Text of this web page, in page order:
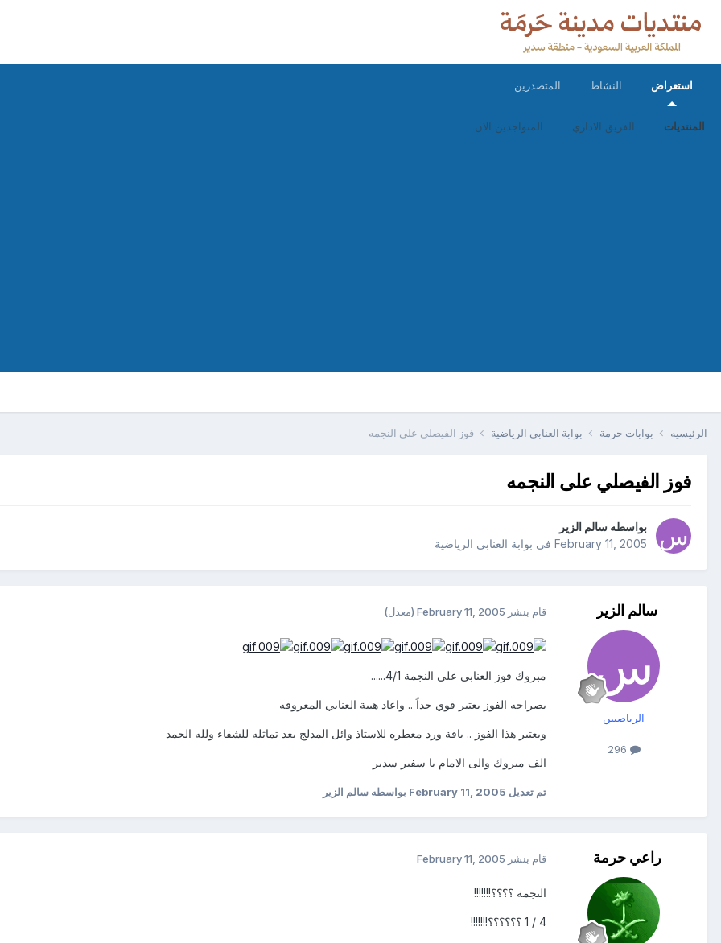
استعراض
المنتديات الفريق الاداري المتواجدين الان
النشاط المتصدرين
الرئيسيه بوابات حرمة بوابة العنابي الرياضية فوز الفيصلي على النجمه
فوز الفيصلي على النجمه
بواسطه سالم الزير
February 11, 2005 في بوابة العنابي الرياضية
سالم الزير
الرياضيين
قام بنشر February 11, 2005 (معدل)
مبروك فوز العنابي على النجمة 4/1......
بصراحه الفوز يعتبر قوي جداً .. واعاد هيبة العنابي المعروفه
ويعتبر هذا الفوز .. باقة ورد معطره للاستاذ وائل المدلج بعد تماثله للشفاء ولله الحمد
الف مبروك والى الامام يا سفير سدير
تم تعديل February 11, 2005 بواسطه سالم الزير
راعي حرمة قام بنشر February 11, 2005
النجمة ؟؟؟؟!!!!!!!
4 / 1 ؟؟؟؟؟؟!!!!!!!